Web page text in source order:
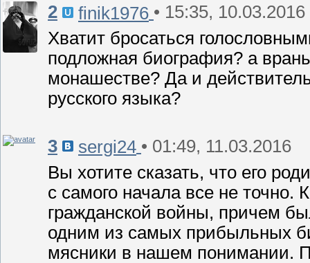
2 finik1976 • 15:35, 10.03.2016
Хватит бросаться
подложная биография? а
монашестве? Да и
русского языка?
3 sergi24 • 01:49, 11.03.2016
Вы хотите сказать, что его
с самого начала все не
гражданской войны, причем
одним из самых прибыльных
мясники в нашем понимании.